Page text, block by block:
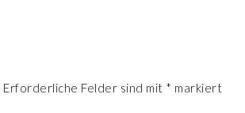
Erforderliche Felder sind mit * markiert